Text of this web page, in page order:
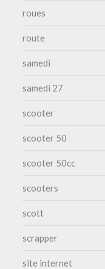
roues
route
samedi
samedi 27
scooter
scooter 50
scooter 50cc
scooters
scott
scrapper
site internet